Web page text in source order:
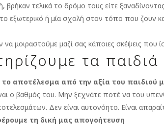
βρήκαν τελικά το δρόμο τους είτε
εξωτερικό ή μία σχολή στον τόπο που ζουν
να μοιραστούμε μαζί σας κάποιες σκέψεις που
τα παιδιά
αποτέλεσμα από την αξία του παιδιού
ο βαθμός του. Μην ξεχνάτε ποτέ να του
Δεν είναι αυτονόητο. Είναι
τη δική μας απογοήτευση